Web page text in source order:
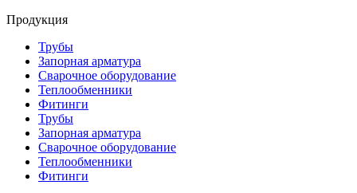
Продукция
Трубы
Запорная арматура
Сварочное оборудование
Теплообменники
Фитинги
Трубы
Запорная арматура
Сварочное оборудование
Теплообменники
Фитинги